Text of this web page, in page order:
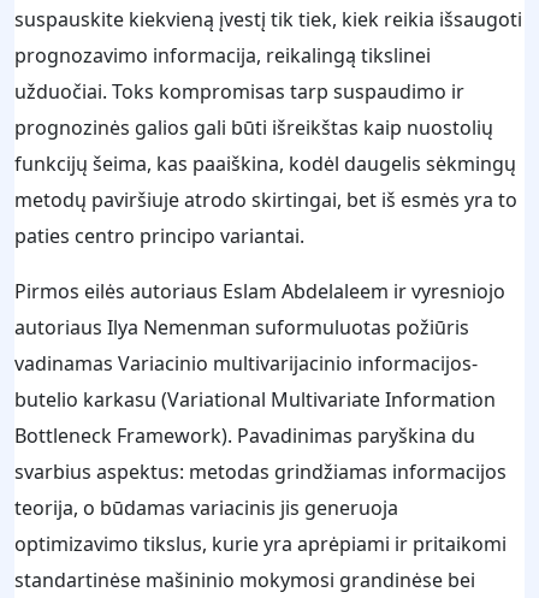
suspauskite kiekvieną įvestį tik tiek, kiek reikia išsaugoti
prognozavimo informacija, reikalingą tikslinei
užduočiai. Toks kompromisas tarp suspaudimo ir
prognozinės galios gali būti išreikštas kaip nuostolių
funkcijų šeima, kas paaiškina, kodėl daugelis sėkmingų
metodų paviršiuje atrodo skirtingai, bet iš esmės yra to
paties centro principo variantai.
Pirmos eilės autoriaus Eslam Abdelaleem ir vyresniojo
autoriaus Ilya Nemenman suformuluotas požiūris
vadinamas Variacinio multivarijacinio informacijos-
butelio karkasu (Variational Multivariate Information
Bottleneck Framework). Pavadinimas paryškina du
svarbius aspektus: metodas grindžiamas informacijos
teorija, o būdamas variacinis jis generuoja
optimizavimo tikslus, kurie yra aprėpiami ir pritaikomi
standartinėse mašininio mokymosi grandinėse bei